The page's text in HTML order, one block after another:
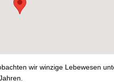
wir winzige Lebewesen